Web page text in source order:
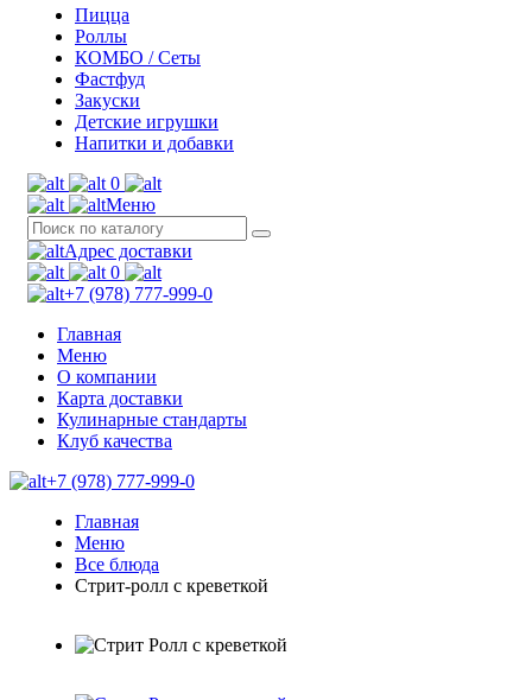
Пицца
Роллы
КОМБО / Сеты
Фастфуд
Закуски
Детские игрушки
Напитки и добавки
0
Меню
Адрес доставки
0
+7 (978) 777-999-0
Главная
Меню
О компании
Карта доставки
Кулинарные стандарты
Клуб качества
+7 (978) 777-999-0
Главная
Меню
Все блюда
Стрит-ролл с креветкой